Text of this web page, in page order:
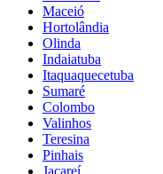
Maceió
Hortolândia
Olinda
Indaiatuba
Itaquaquecetuba
Sumaré
Colombo
Valinhos
Teresina
Pinhais
Jacareí